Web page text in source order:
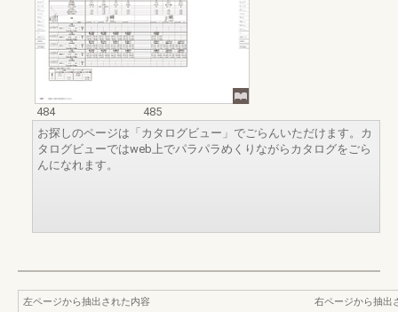
484
485
お探しのページは「カタログビュー」でごらんいただけます。カ
タログビューではweb上でパラパラめくりながらカタログをごら
んになれます。
左ページから抽出された内容
右ページから抽出